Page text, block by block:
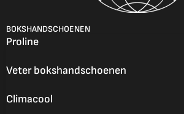
BOKSHANDSCHOENEN
Proline
Veter bokshandschoenen
Climacool